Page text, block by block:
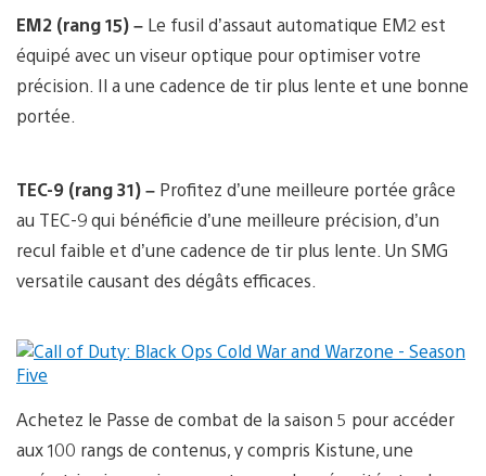
EM2 (rang 15) – Le fusil d’assaut automatique EM2 est
équipé avec un viseur optique pour optimiser votre
précision. Il a une cadence de tir plus lente et une bonne
portée.
TEC-9 (rang 31) – Profitez d’une meilleure portée grâce
au TEC-9 qui bénéficie d’une meilleure précision, d’un
recul faible et d’une cadence de tir plus lente. Un SMG
versatile causant des dégâts efficaces.
Achetez le Passe de combat de la saison 5 pour accéder
aux 100 rangs de contenus, y compris Kistune, une